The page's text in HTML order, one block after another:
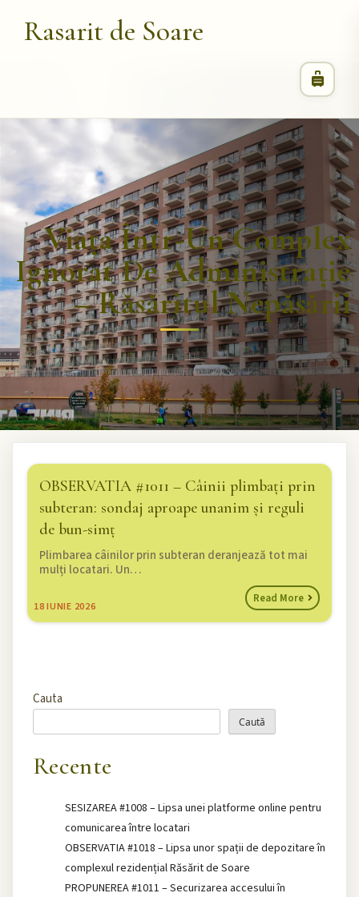
Rasarit de Soare
Viața Într-Un Complex
Ignorat De Administrație
– Răsăritul Nepăsării
OBSERVATIA #1011 – Câinii plimbați prin
subteran: sondaj aproape unanim și reguli
de bun-simț
18IUNIE 2026
Plimbarea câinilor prin subteran deranjează tot mai
mulți locatari. Un…
Read More
Cauta
Caută
Recente
SESIZAREA #1008 – Lipsa unei platforme online pentru
comunicarea între locatari
OBSERVATIA #1018 – Lipsa unor spații de depozitare în
complexul rezidențial Răsărit de Soare
PROPUNEREA #1011 – Securizarea accesului în